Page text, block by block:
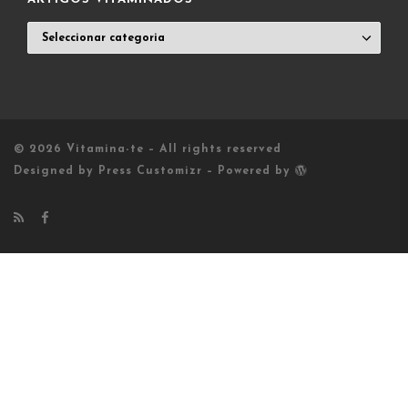
VITAMINADOS
© 2026 Vitamina-te – All rights reserved
Designed by
Press Customizr – Powered by